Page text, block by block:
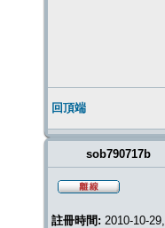
回頂端
sob790717b
註冊時間: 2010-10-29,